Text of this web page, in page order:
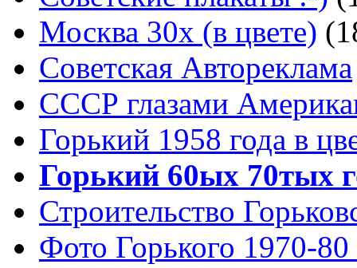
Москва 30x (в цвете)
Советская Автореклама
СССР глазами
Горький 1958 года в
Горький 60ых 70тых
Строительство
Фото Горького 1970-80